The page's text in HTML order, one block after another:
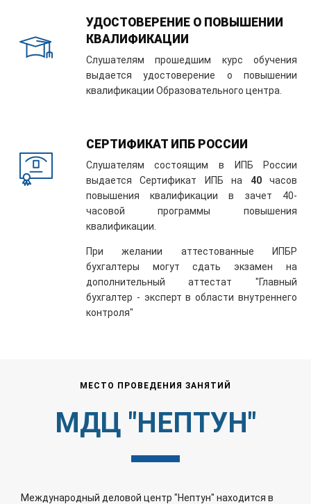
УДОСТОВЕРЕНИЕ О ПОВЫШЕНИИ
КВАЛИФИКАЦИИ
Слушателям прошедшим курс обучения
выдается удостоверение о повышении
квалификации Образовательного центра.
СЕРТИФИКАТ ИПБ РОССИИ
Слушателям состоящим в ИПБ России
выдается Сертификат ИПБ на 40часов
повышения квалификации в зачет 40-
часовой программы повышения
квалификации.
При желании аттестованные ИПБР
бухгалтеры могут сдать экзамен на
дополнительный аттестат "Главный
бухгалтер - эксперт в области внутреннего
контроля"
МЕСТО ПРОВЕДЕНИЯ ЗАНЯТИЙ
МДЦ "НЕПТУН"
Международный деловой центр "Нептун" находится в